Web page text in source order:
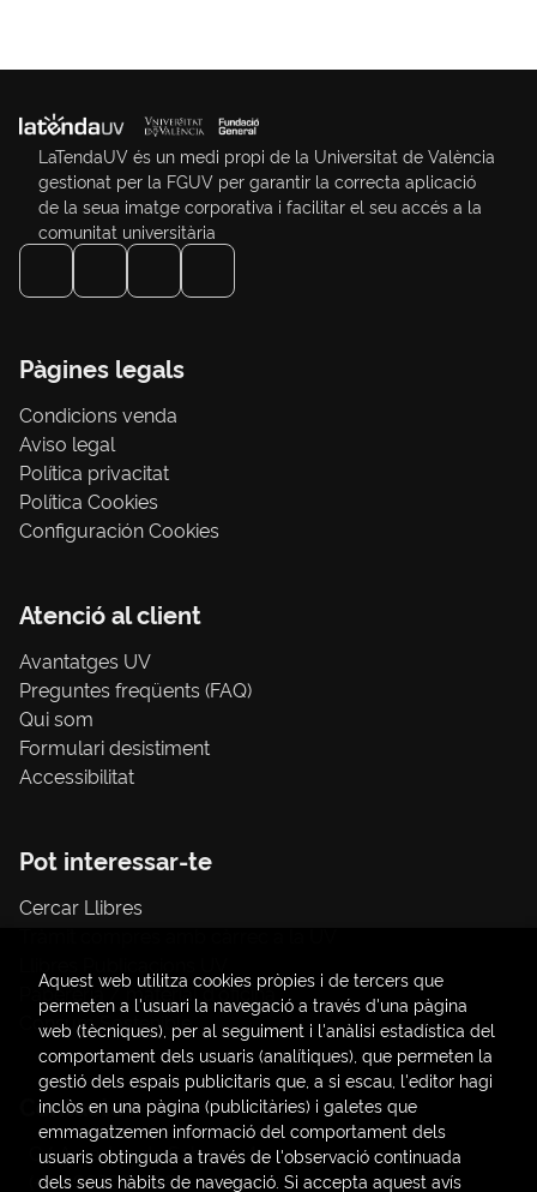
LaTendaUV és un medi propi de la Universitat de València
gestionat per la FGUV per garantir la correcta aplicació
de la seua imatge corporativa i facilitar el seu accés a la
comunitat universitària
Pàgines legals
Condicions venda
Aviso legal
Política privacitat
Política Cookies
Configuración Cookies
Atenció al client
Avantatges UV
Preguntes freqüents (FAQ)
Qui som
Formulari desistiment
Accessibilitat
Pot interessar-te
Cercar Llibres
Papereria / material d'oficina
Consum Sostenible
Contacte
C/ Amadeo de Saboya, 4
(+34) 963828968
Aquest web utilitza cookies pròpies i de tercers que
permeten a l'usuari la navegació a través d'una pàgina
web (tècniques), per al seguiment i l'anàlisi estadística del
comportament dels usuaris (analítiques), que permeten la
gestió dels espais publicitaris que, a si escau, l'editor hagi
inclòs en una pàgina (publicitàries) i galetes que
emmagatzemen informació del comportament dels
usuaris obtinguda a través de l'observació continuada
dels seus hàbits de navegació. Si accepta aquest avís